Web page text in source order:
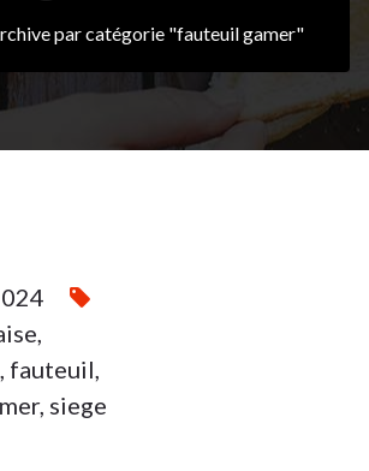
par catégorie "fauteuil gamer"
fauteuil
, siege